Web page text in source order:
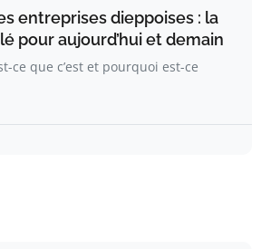
entreprises dieppoises : la
pour aujourd’hui et demain
ce que c’est et pourquoi est-ce